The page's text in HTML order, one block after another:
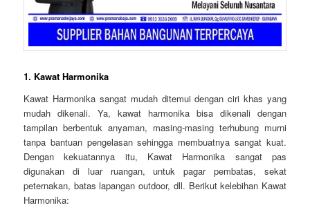
1. Kawat Harmonika
Kawat Harmonika sangat mudah ditemui dengan ciri khas yang
mudah dikenali. Ya, kawat harmonika bisa dikenali dengan
tampilan berbentuk anyaman, masing-masing terhubung murni
tanpa bantuan pengelasan sehingga membuatnya sangat kuat.
Dengan kekuatannya itu, Kawat Harmonika sangat pas
digunakan di luar ruangan, untuk pagar pembatas, sekat
peternakan, batas lapangan outdoor, dll. Berikut kelebihan Kawat
Harmonika: